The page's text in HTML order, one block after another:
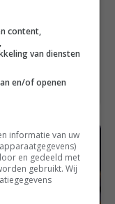
20 minuten.
content,
van diensten
en/of openen
informatie van uw
en gedeeld met
gebruikt. Wij